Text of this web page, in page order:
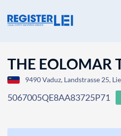
THE EOLOMAR
9490 Vaduz, Landstrasse 25,
5067005QE8AA83725P71